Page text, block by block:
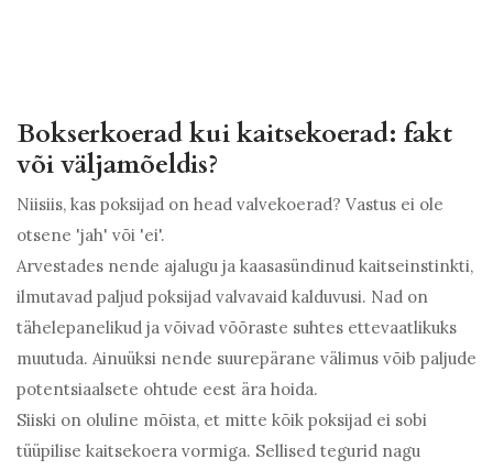
Bokserkoerad kui kaitsekoerad: fakt
või väljamõeldis?
Niisiis, kas poksijad on head valvekoerad? Vastus ei ole
otsene 'jah' või 'ei'.
Arvestades nende ajalugu ja kaasasündinud kaitseinstinkti,
ilmutavad paljud poksijad valvavaid kalduvusi. Nad on
tähelepanelikud ja võivad võõraste suhtes ettevaatlikuks
muutuda. Ainuüksi nende suurepärane välimus võib paljude
potentsiaalsete ohtude eest ära hoida.
Siiski on oluline mõista, et mitte kõik poksijad ei sobi
tüüpilise kaitsekoera vormiga. Sellised tegurid nagu